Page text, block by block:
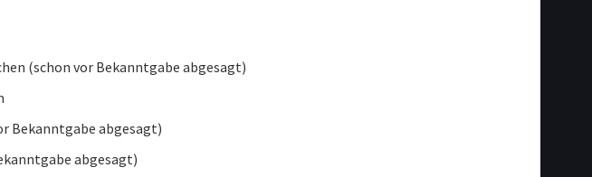
(schon vor Bekanntgabe abgesagt)
Bekanntgabe abgesagt)
abgesagt)